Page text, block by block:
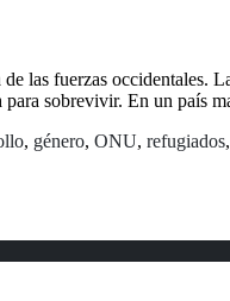
las fuerzas occidentales.
para sobrevivir. En un país
, género, ONU, refugiados,